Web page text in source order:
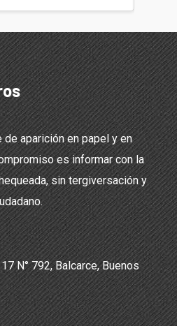
de aparición en papel y en
es informar con la
sin tergiversación y
N° 792, Balcarce, Buenos